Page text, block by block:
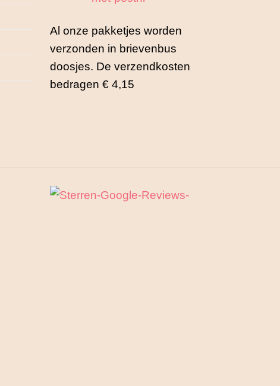
Al onze pakketjes worden
verzonden in brievenbus
doosjes. De verzendkosten
bedragen € 4,15